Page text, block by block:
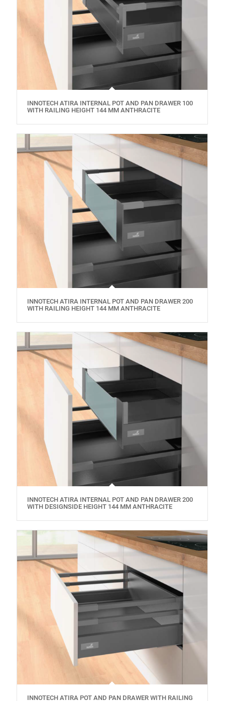
INNOTECH ATIRA INTERNAL POT AND PAN DRAWER 100
WITH RAILING HEIGHT 144 MM ANTHRACITE
INNOTECH ATIRA INTERNAL POT AND PAN DRAWER 200
WITH RAILING HEIGHT 144 MM ANTHRACITE
INNOTECH ATIRA INTERNAL POT AND PAN DRAWER 200
WITH DESIGNSIDE HEIGHT 144 MM ANTHRACITE
INNOTECH ATIRA POT AND PAN DRAWER WITH RAILING